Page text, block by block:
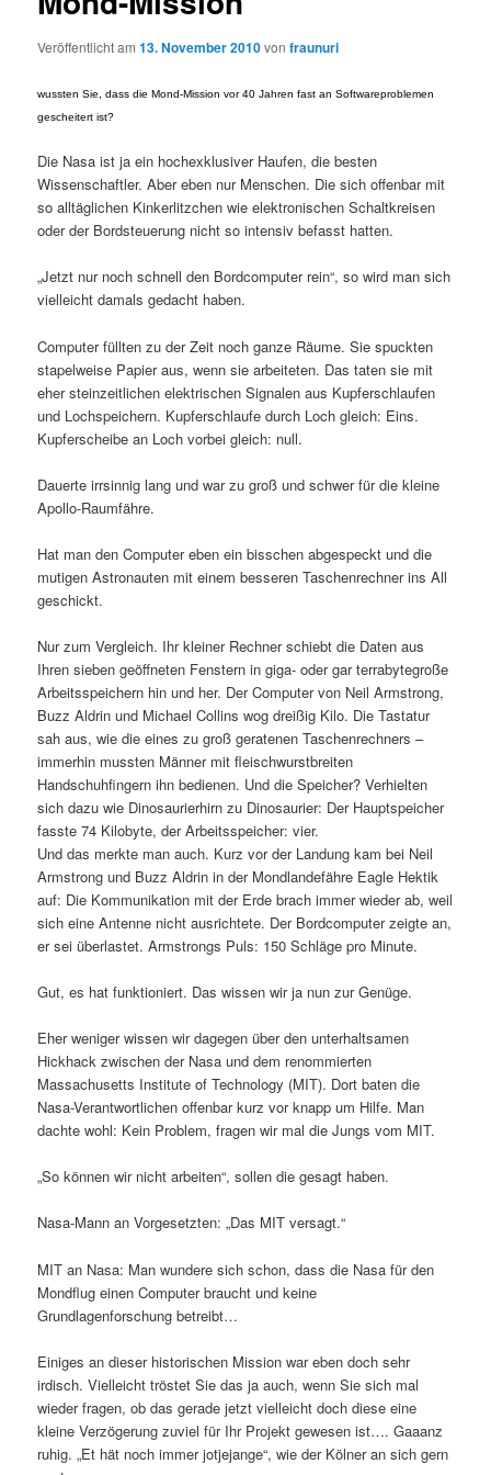
Veröffentlicht am13. November 2010vonfraunuri
wussten Sie, dass die Mond-Mission vor 40 Jahren fast an Softwareproblemen
gescheitert ist?
Die Nasa ist ja ein hochexklusiver Haufen, die besten
Wissenschaftler. Aber eben nur Menschen. Die sich offenbar mit
so alltäglichen Kinkerlitzchen wie elektronischen Schaltkreisen
oder der Bordsteuerung nicht so intensiv befasst hatten.
„Jetzt nur noch schnell den Bordcomputer rein“, so wird man sich
vielleicht damals gedacht haben.
Computer füllten zu der Zeit noch ganze Räume. Sie spuckten
stapelweise Papier aus, wenn sie arbeiteten. Das taten sie mit
eher steinzeitlichen elektrischen Signalen aus Kupferschlaufen
und Lochspeichern. Kupferschlaufe durch Loch gleich: Eins.
Kupferscheibe an Loch vorbei gleich: null.
Dauerte irrsinnig lang und war zu groß und schwer für die kleine
Apollo-Raumfähre.
Hat man den Computer eben ein bisschen abgespeckt und die
mutigen Astronauten mit einem besseren Taschenrechner ins All
geschickt.
Nur zum Vergleich. Ihr kleiner Rechner schiebt die Daten aus
Ihren sieben geöffneten Fenstern in giga- oder gar terrabytegroße
Arbeitsspeichern hin und her. Der Computer von Neil Armstrong,
Buzz Aldrin und Michael Collins wog dreißig Kilo. Die Tastatur
sah aus, wie die eines zu groß geratenen Taschenrechners –
immerhin mussten Männer mit fleischwurstbreiten
Handschuhfingern ihn bedienen. Und die Speicher? Verhielten
sich dazu wie Dinosaurierhirn zu Dinosaurier: Der Hauptspeicher
fasste 74 Kilobyte, der Arbeitsspeicher: vier.
Und das merkte man auch. Kurz vor der Landung kam bei Neil
Armstrong und Buzz Aldrin in der Mondlandefähre Eagle Hektik
auf: Die Kommunikation mit der Erde brach immer wieder ab, weil
sich eine Antenne nicht ausrichtete. Der Bordcomputer zeigte an,
er sei überlastet. Armstrongs Puls: 150 Schläge pro Minute.
Gut, es hat funktioniert. Das wissen wir ja nun zur Genüge.
Eher weniger wissen wir dagegen über den unterhaltsamen
Hickhack zwischen der Nasa und dem renommierten
Massachusetts Institute of Technology (MIT). Dort baten die
Nasa-Verantwortlichen offenbar kurz vor knapp um Hilfe. Man
dachte wohl: Kein Problem, fragen wir mal die Jungs vom MIT.
„So können wir nicht arbeiten“, sollen die gesagt haben.
Nasa-Mann an Vorgesetzten: „Das MIT versagt.“
MIT an Nasa: Man wundere sich schon, dass die Nasa für den
Mondflug einen Computer braucht und keine
Grundlagenforschung betreibt…
Einiges an dieser historischen Mission war eben doch sehr
irdisch. Vielleicht tröstet Sie das ja auch, wenn Sie sich mal
wieder fragen, ob das gerade jetzt vielleicht doch diese eine
kleine Verzögerung zuviel für Ihr Projekt gewesen ist…. Gaaanz
ruhig. „Et hät noch immer jotjejange“, wie der Kölner an sich gern